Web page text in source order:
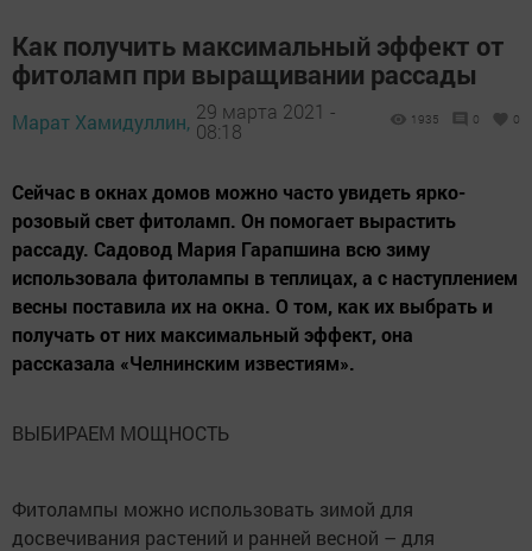
Как получить максимальный эффект от
фитоламп при выращивании рассады
Марат Хамидуллин, 29 марта 2021 -
08:18
1935 0 0
Сейчас в окнах домов можно часто увидеть ярко-
розовый свет фитоламп. Он помогает вырастить
рассаду. Садовод Мария Гарапшина всю зиму
использовала фитолампы в теплицах, а с наступлением
весны поставила их на окна. О том, как их выбрать и
получать от них максимальный эффект, она
рассказала «Челнинским известиям».
ВЫБИРАЕМ МОЩНОСТЬ
Фитолампы можно использовать зимой для
досвечивания растений и ранней весной – для